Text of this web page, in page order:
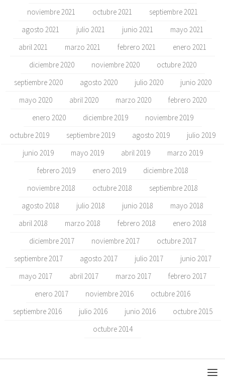
noviembre 2021
octubre 2021
septiembre 2021
agosto 2021
julio 2021 junio 2021
mayo 2021
abril 2021
marzo 2021 febrero 2021
enero 2021
diciembre 2020
noviembre 2020
octubre 2020
septiembre 2020
agosto 2020 julio 2020
junio 2020
mayo 2020
abril 2020 marzo 2020
febrero 2020
enero 2020
diciembre 2019
noviembre 2019
octubre 2019
septiembre 2019 agosto 2019
julio 2019
junio 2019
mayo 2019 abril 2019
marzo 2019
febrero 2019
enero 2019
diciembre 2018
noviembre 2018
octubre 2018
septiembre 2018
agosto 2018
julio 2018 junio 2018
mayo 2018
abril 2018
marzo 2018 febrero 2018
enero 2018
diciembre 2017
noviembre 2017
octubre 2017
septiembre 2017
agosto 2017 julio 2017
junio 2017
mayo 2017
abril 2017 marzo 2017
febrero 2017
enero 2017
noviembre 2016
octubre 2016
septiembre 2016
julio 2016 junio 2016
octubre 2015
octubre 2014